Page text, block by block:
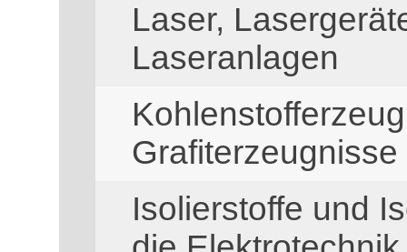
Laser,
Laseranlagen
Grafiterzeugnisse
Isolierstoffe und